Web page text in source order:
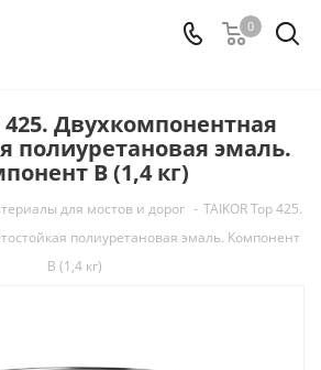
0
425. Двухкомпонентная
полиуретановая эмаль.
B (1,4 кг)
для мостов и дорог - TAIKOR Top 425.
полиуретановая эмаль. Компонент
B (1,4 кг)